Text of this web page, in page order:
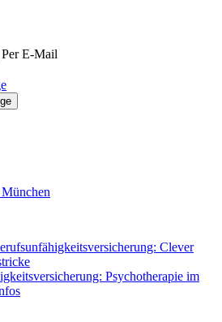
Per E-Mail
Clever
Psychotherapie im